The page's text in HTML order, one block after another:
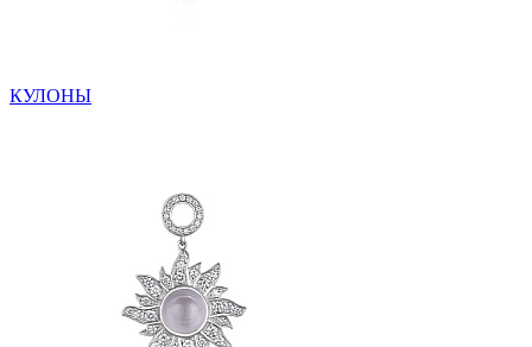
КУЛОНЫ